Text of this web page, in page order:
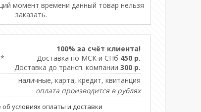
момент времени данный товар нельзя
заказать.
100% за счёт клиента!
Доставка по МСК и СПб 450 р.
Доставка до трансп. компании 300 р.
наличные, карта, кредит, квитанция
оплата производится в рублях
условиях оплаты и доставки